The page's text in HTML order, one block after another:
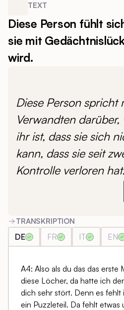
TEXT
Diese Person fühlt
sie mit
wird.
Diese Person spricht
Verwandten
ihr ist, dass sie sich
kann, dass sie seit
Kontrolle verloren hat.
TRANSKRIPTION
DE FR IT EN
A4: Also als du das das erste
diese Löcher, da hatte ich
dich sehr stört. Denn es fehlt
ein Puzzleteil. Da fehlt etwas